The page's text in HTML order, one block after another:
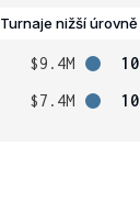
Turnaje nižší úrovně
$9.4M
10
$7.4M 10